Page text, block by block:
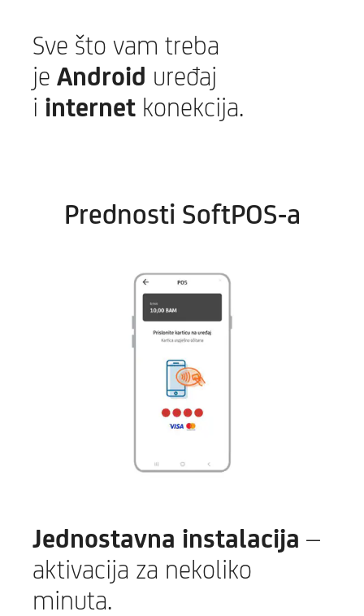
Sve što vam treba
je Android uređaj
i internet konekcija.
Prednosti SoftPOS-a
Jednostavna instalacija –
aktivacija za nekoliko
minuta.